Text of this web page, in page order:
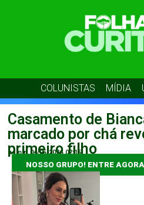
COLUNISTAS MÍDIA
Casamento de
marcado por chá
primeiro filho
admin 04/05/2026 02:15
NOSSO GRUPO! ENTRE